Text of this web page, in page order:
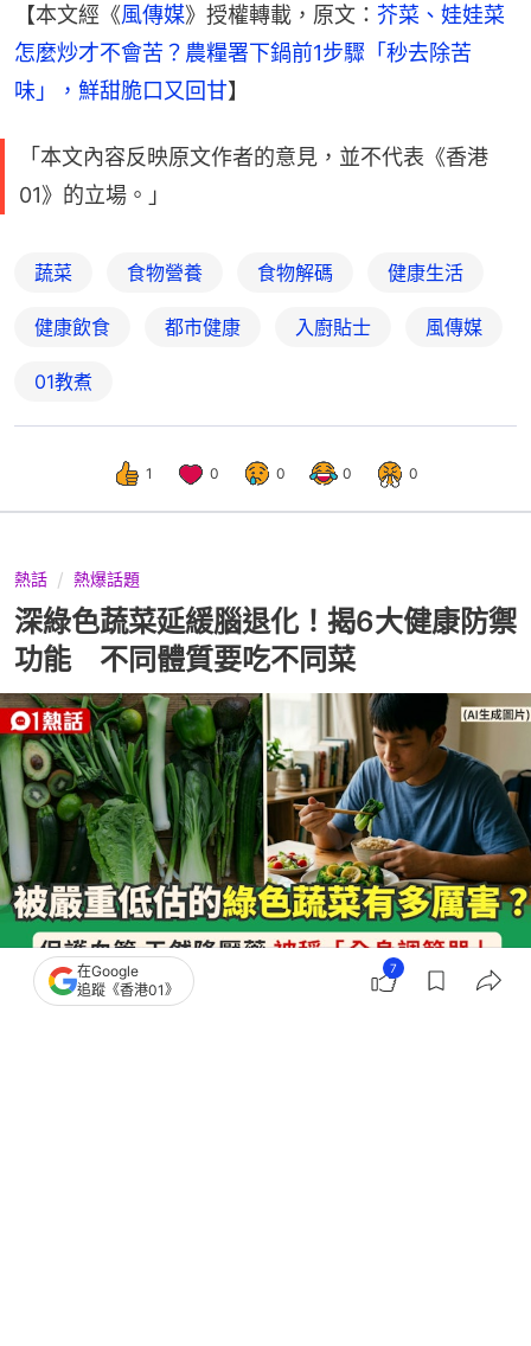
【本文經《風傳媒》授權轉載，原文： 芥菜、娃娃菜
怎麼炒才不會苦？農糧署下鍋前1步驟「秒去除苦
味」，鮮甜脆口又回甘】
「本文內容反映原文作者的意見，並不代表《香港
01》的立場。」
蔬菜 食物營養 食物解碼 健康生活
健康飲食 都市健康 入廚貼士 風傳媒
01教煮
1 0 0 0 0
熱話 熱爆話題
深綠色蔬菜延緩腦退化！揭6大健康防禦
功能 不同體質要吃不同菜
撰文：安琪拉
在Google
追蹤《香港01》
7